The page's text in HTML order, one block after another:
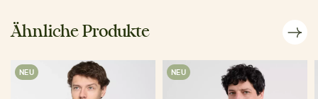
Ähnliche Produkte
NEU NEU